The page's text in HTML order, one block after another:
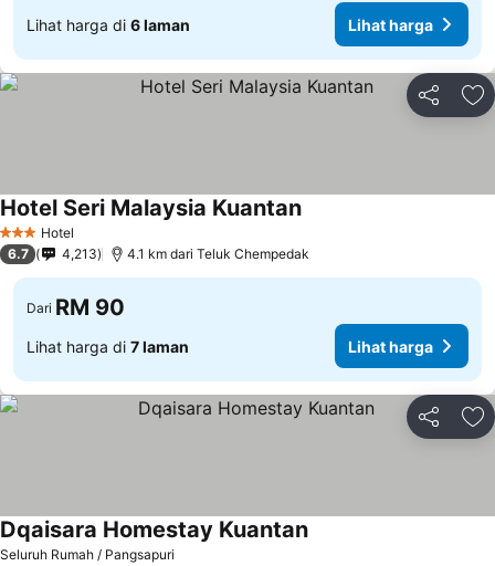
Lihat harga di 6 laman Lihat harga
Kongsi
3 BintangHotel
Hotel Seri Malaysia KuantanLihat harga
6.7 4,213 4.1 km dari Teluk Chempedak
Dari RM 90
Lihat harga di 7 laman Lihat harga
Kongsi
Seluruh Rumah / Pangsapuri
Dqaisara Homestay KuantanLihat harga